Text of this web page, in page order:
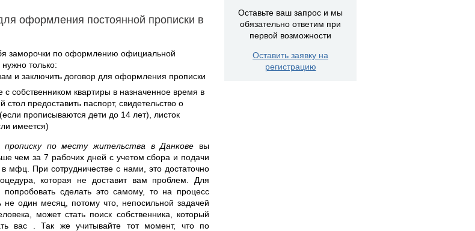
оформления постоянной прописки в
заморочки по оформлению официальной
только:
и заключить договор для оформления прописки
с собственником квартиры в назначенное время в
стол предоставить паспорт, свидетельство о
прописываются дети до 14 лет), листок
имеется)
прописку по месту жительства в Данкове вы
чем за 7 рабочих дней с учетом сбора и подачи
в мфц. При сотрудничестве с нами, это достаточно
которая не доставит вам проблем. Для
попробовать сделать это самому, то на процесс
не один месяц, потому что, непосильной задачей
может стать поиск собственника, который
вас . Так же учитывайте тот момент, что по
Оставьте ваш запрос и мы
обязательно ответим при
первой возможности
Оставить заявку на
регистрацию